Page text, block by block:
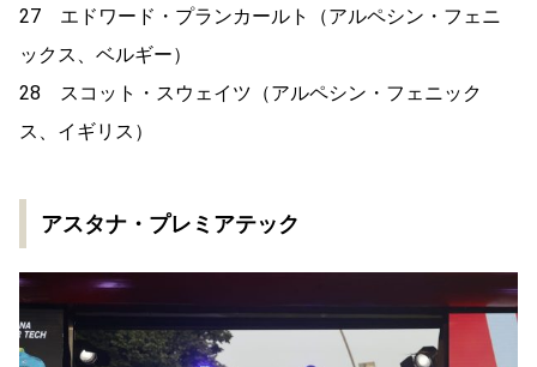
27 エドワード・プランカールト（アルペシン・フェニ
ックス、ベルギー）
28 スコット・スウェイツ（アルペシン・フェニック
ス、イギリス）
アスタナ・プレミアテック